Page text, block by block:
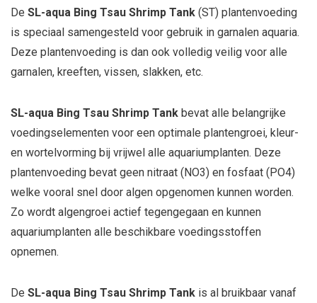
De SL-aqua Bing Tsau Shrimp Tank (ST) plantenvoeding
is speciaal samengesteld voor gebruik in garnalen aquaria.
Deze plantenvoeding is dan ook volledig veilig voor alle
garnalen, kreeften, vissen, slakken, etc.
SL-aqua Bing Tsau Shrimp Tank bevat alle belangrijke
voedingselementen voor een optimale plantengroei, kleur-
en wortelvorming bij vrijwel alle aquariumplanten. Deze
plantenvoeding bevat geen nitraat (NO3) en fosfaat (PO4)
welke vooral snel door algen opgenomen kunnen worden.
Zo wordt algengroei actief tegengegaan en kunnen
aquariumplanten alle beschikbare voedingsstoffen
opnemen.
De SL-aqua Bing Tsau Shrimp Tank is al bruikbaar vanaf